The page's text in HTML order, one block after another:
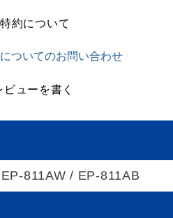
約について
ついてのお問い合わせ
ビューを書く
811AW / EP-811AB